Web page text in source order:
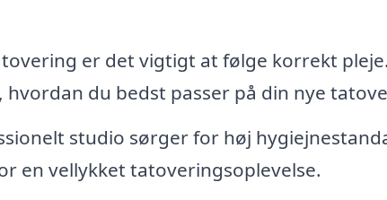
er det vigtigt at følge korrekt
du bedst passer på din nye
studio sørger for høj
en vellykket tatoveringsoplevelse.